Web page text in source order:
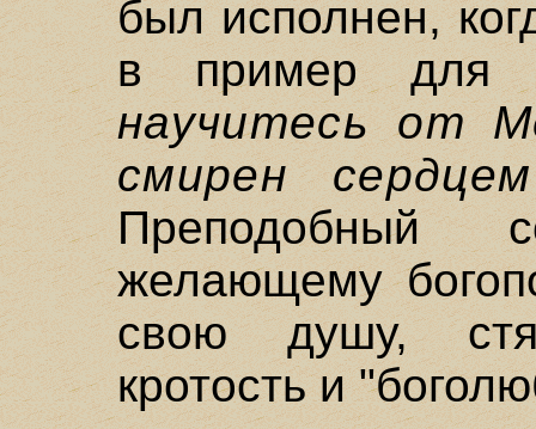
был исполнен,
в пример для
научитесь от
смирен сердцем
Преподобный
желающему
свою душу,
кротость и